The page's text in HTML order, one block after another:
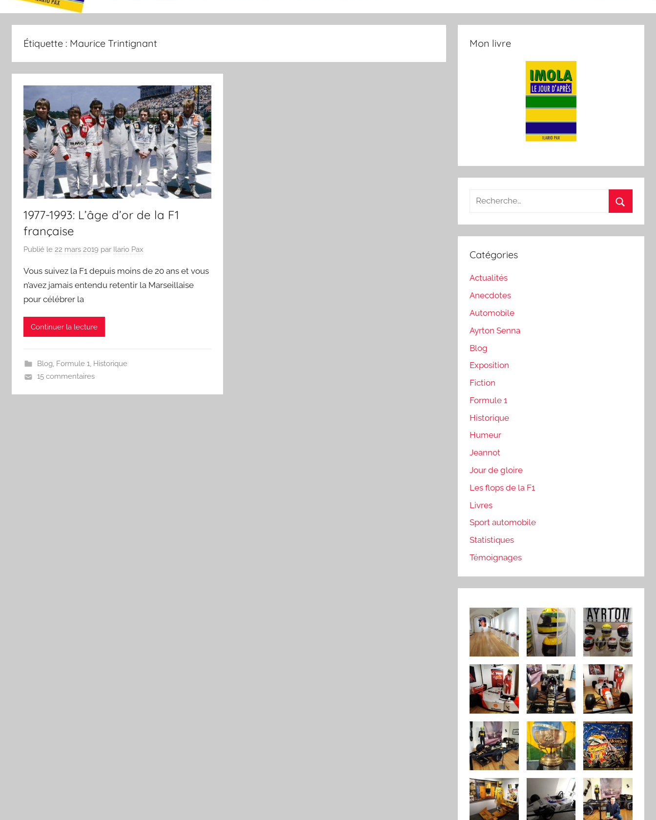
Étiquette : Maurice Trintignant
1977-1993: L’âge d’or de la F1
française
Publié le 22 mars 2019 par Ilario Pax
Vous suivez la F1 depuis moins de 20 ans et vous
n’avez jamais entendu retentir la Marseillaise
pour célébrer la
Continuer la lecture
Blog, Formule 1, Historique
15 commentaires
Mon livre
Recherche
:
Catégories
Actualités
Anecdotes
Automobile
Ayrton Senna
Blog
Exposition
Fiction
Formule 1
Historique
Humeur
Jeannot
Jour de gloire
Les flops de la F1
Livres
Sport automobile
Statistiques
Témoignages